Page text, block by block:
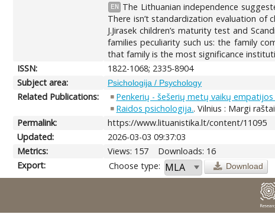
EN
The Lithuanian independence
There isn’t standardization evaluation of
J.Jirasek children’s maturity test and
families peculiarity such us: the family
that family is the most significance
ISSN:
1822-1068; 2335-8904
Subject area:
Psichologija / Psychology
Related Publications: Penkerių - šešerių metų vaikų
Raidos psichologija.. Vilnius : Margi
Permalink:
https://www.lituanistika.lt/content/11095
Updated:
2026-03-03 09:37:03
Metrics:
Views: 157
Downloads: 16
Export:
Choose type: Download